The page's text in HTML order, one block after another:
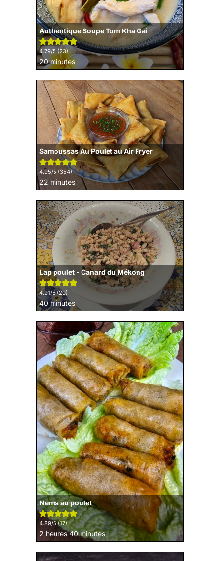
Authentique Soupe Tom Kha Gai
4.79/5 (23)
20minutes
minutes
Samoussas Au Poulet au Air Fryer
4.95/5 (354)
22 minutes
minutes
Lap poulet - Canard du Mékong
4.91/5 (20)
40minutes
minutes
Nems au poulet
4.89/5 (17)
2 heures
heures 40minutes
minutes